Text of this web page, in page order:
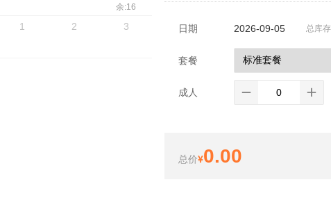
余:16
1 2 3 日期 2026-09-05 总库
套餐
成人  
总价¥0.00